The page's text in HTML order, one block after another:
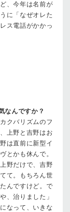
、今年は名前が
に「なぜオレた
ス電話がかかっ
なんですか？
クバリズムのフ
上野と吉野はお
は直前に新型イ
とかも休んで。
野だけで、吉野
て。もちろん世
んですけど。で
、治りました」
なって、いきな